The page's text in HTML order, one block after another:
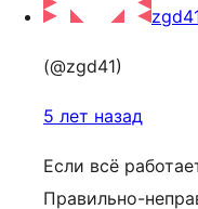
(@zgd41)
5 лет назад
Если всё
Правильно-